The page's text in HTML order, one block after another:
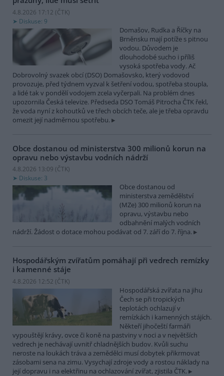
4.8.2026 17:12 (ČTK)
Diskuse: 9
Domašov, Rudka a Říčky na
Brněnsku mají potíže s pitnou
vodou. Důvodem je
dlouhodobé sucho i příliš
vysoká spotřeba vody. Ač
Dobrovolný svazek obcí (DSO) Domašovsko, který vodovod
provozuje, před týdnem vyzval k šetření vodou, spotřeba stoupla,
a lidé tak v pondělí vodojem zcela vyčerpali. Na problém dnes
upozornila Česká televize. Předseda DSO Tomáš Pitrocha ČTK řekl,
že voda nyní z kohoutků ve třech obcích teče, ale je třeba opravdu
omezit její nadměrnou spotřebu.
Obce dostanou od ministerstva 300 milionů korun na
opravu nebo výstavbu vodních nádrží
4.8.2026 13:09 (ČTK)
Diskuse: 3
Obce dostanou od
ministerstva zemědělství
(MZe) 300 milionů korun na
opravu, výstavbu nebo
odbahnění malých vodních
nádrží. Žádost o dotace mohou podávat od 7. září do 7. října.
Hospodářským zvířatům pomáhají při vedrech remízky
i kamenné stáje
4.8.2026 12:52 (ČTK)
Hospodářská zvířata na jihu
Čech se při tropických
teplotách ochlazují v
remízkách i kamenných stájích.
Někteří jihočeští farmáři
vypouštějí krávy, ovce či koně na pastviny v noci a v největších
vedrech je nechávají uvnitř chladnějších budov. Kvůli suchu
neroste na loukách tráva a zemědělci musí dobytek přikrmovat
zásobami sena na zimu. Vysychají zdroje vody a rostou náklady na
její dopravu i na elektřinu na ochlazování zvířat, zjistila ČTK.